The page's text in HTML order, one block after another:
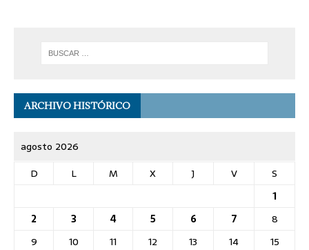
ARCHIVO HISTÓRICO
agosto 2026
D
L M X J V
S
1
2
3 4 5 6 7
8
9
10 11 12 13 14
15